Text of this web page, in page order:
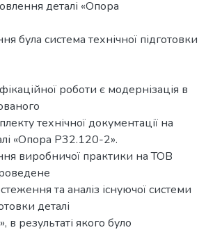
деталі «Опора
була система технічної підготовки
роботи є модернізація в
технічної документації на
«Опора Р32.120-2».
виробничої практики на ТОВ
та аналіз існуючої системи
деталі
результаті якого було